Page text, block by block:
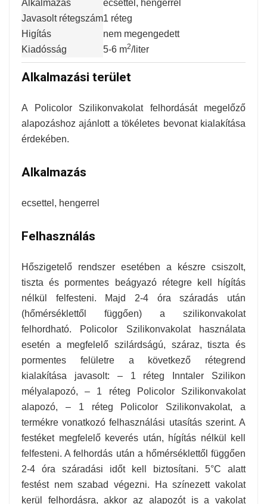
Alkalmazás
ecsettel, hengerrel
Javasolt rétegszám1 réteg
Higítás
nem megengedett
Kiadósság
5-6 m2/liter
Alkalmazási terület
A Policolor Szilikonvakolat felhordását megelőző
alapozáshoz ajánlott a tökéletes bevonat kialakítása
érdekében.
Alkalmazás
ecsettel, hengerrel
Felhasználás
Hőszigetelő rendszer esetében a készre csiszolt,
tiszta és pormentes beágyazó rétegre kell hígítás
nélkül felfesteni. Majd 2-4 óra száradás után
(hőmérséklettől függően) a szilikonvakolat
felhordható. Policolor Szilikonvakolat használata
esetén a megfelelő szilárdságú, száraz, tiszta és
pormentes felületre a következő rétegrend
kialakítása javasolt: – 1 réteg Inntaler Szilikon
mélyalapozó, – 1 réteg Policolor Szilikonvakolat
alapozó, – 1 réteg Policolor Szilikonvakolat, a
termékre vonatkozó felhasználási utasítás szerint. A
festéket megfelelő keverés után, hígítás nélkül kell
felfesteni. A felhordás után a hőmérséklettől függően
2-4 óra száradási időt kell biztosítani. 5°C alatt
festést nem szabad végezni. Ha színezett vakolat
kerül felhordásra, akkor az alapozót is a vakolat